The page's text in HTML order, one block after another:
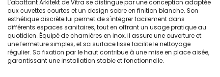
L'abattant Arkitekt de Vitra se distingue par une conception adaptée
aux cuvettes courtes et un design sobre en finition blanche. Son
esthétique discrète lui permet de s'intégrer facilement dans
différents espaces sanitaires, tout en offrant un usage pratique au
quotidien. Équipé de charnières en inox, il assure une ouverture et
une fermeture simples, et sa surface lisse facilite le nettoyage
régulier. Sa fixation par le haut contribue à une mise en place aisée,
garantissant une installation stable et fonctionnelle.